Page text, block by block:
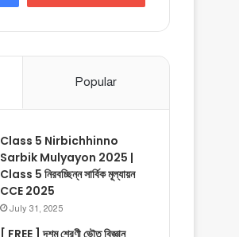
Popular
Class 5 Nirbichhinno
Sarbik Mulyayon 2025 |
Class 5 নিরবচ্ছিন্ন সার্বিক মূল্যায়ন
CCE 2025
July 31, 2025